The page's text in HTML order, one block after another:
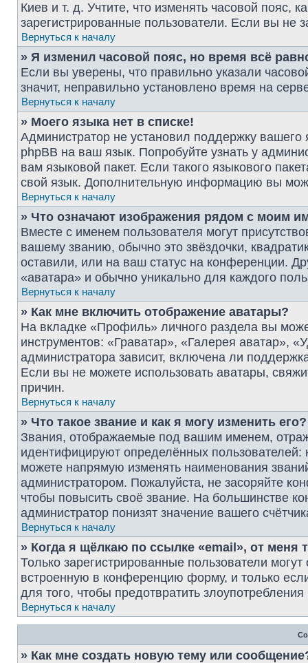
Киев и т. д. Учтите, что изменять часовой пояс,
зарегистрированные пользователи. Если вы не
Вернуться к началу
» Я изменил часовой пояс, но время всё
Если вы уверены, что правильно указали
значит, неправильно установлено время на
Вернуться к началу
» Моего языка нет в списке!
Администратор не установил поддержку
phpBB на ваш язык. Попробуйте узнать у
вам языковой пакет. Если такого языкового
свой язык. Дополнительную информацию вы
Вернуться к началу
» Что означают изображения рядом с моим
Вместе с именем пользователя могут
вашему званию, обычно это звёздочки,
оставили, или на ваш статус на конференции.
«аватара» и обычно уникально для каждого
Вернуться к началу
» Как мне включить отображение аватары?
На вкладке «Профиль» личного раздела вы
инструментов: «Граватар», «Галерея аватар»,
администратора зависит, включена ли
Если вы не можете использовать аватары,
причин.
Вернуться к началу
» Что такое звание и как я могу изменить его?
Звания, отображаемые под вашим именем,
идентифицируют определённых
можете напрямую изменять наименования
администратором. Пожалуйста, не засоряйте
чтобы повысить своё звание. На большинстве
администратор понизят значение вашего
Вернуться к началу
» Когда я щёлкаю по ссылке «email», от
Только зарегистрированные пользователи
встроенную в конференцию форму, и только
для того, чтобы предотвратить
Вернуться к началу
» Как мне создать новую тему или